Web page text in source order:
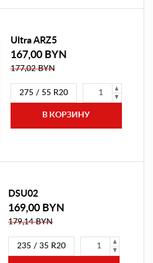
Ultra ARZ5
167,00 BYN
177,02 BYN
275 / 55 R20
DSU02
169,00 BYN
179,14 BYN
235 / 35 R20